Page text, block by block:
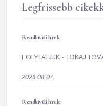
Legfrissebb
Rendkívüli hírek:
FOLYTATJUK - TOKAJ
2026.08.07.
Rendkívüli hírek: